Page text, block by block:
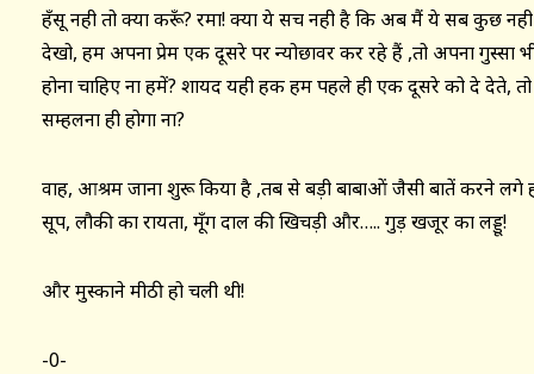
हँसू नही तो क्या करूँ? रमा! क्या ये सच नही है कि अब मैं ये सब कुछ
देखो, हम अपना प्रेम एक दूसरे पर न्योछावर कर रहे हैं ,तो अपना गुस्सा
होना चाहिए ना हमें? शायद यही हक हम पहले ही एक दूसरे को दे देते,
सम्हलना ही होगा ना?
वाह, आश्रम जाना शुरू किया है ,तब से बड़ी बाबाओं जैसी बातें करने लगे
सूप, लौकी का रायता, मूँग दाल की खिचड़ी और….. गुड़ खजूर का लड्डू!
और मुस्काने मीठी हो चली थी!
-0-